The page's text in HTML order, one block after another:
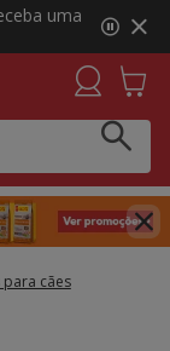
uma
para cães